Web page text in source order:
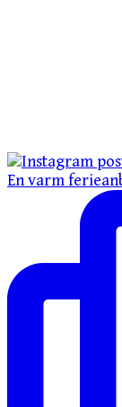
En varm